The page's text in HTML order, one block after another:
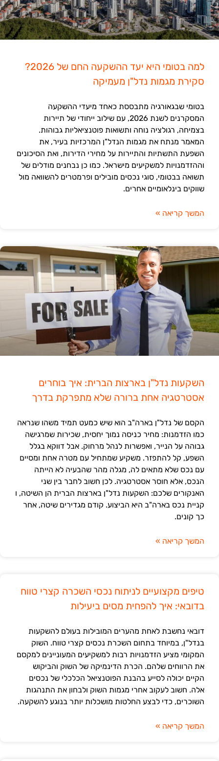
למה בטומי היא יעד ההשקעה החם של 2026?
סקירת מגמות נדל"ן מעמיקה
בטומי שבגאורגיה מתבססת כאחד מיעדי ההשקעה
המסקרנים לשנת 2026, עם שילוב ייחודי של תיירות
בצמיחה, רגולציה נוחה ותשואות פוטנציאליות גבוהות.
המאמר מנתח את מגמות הנדל"ן המרכזיות בעיר, את
השפעת התשתיות והתיירות על מחירי הדירות, ואת הסיכונים
וההזדמנויות למשקיעים מישראל. כמו כן נבחנים מודלים של
תשואה בבטומי, סוגי נכסים מובילים ופרמטרים להשוואה מול
שווקים בינלאומיים אחרים.
המשך קריאה »
השקעות נדל"ן בארצות הברית: איך בוחרים
אסטרטגיה אחת ברורה שלא מתפרקת בדרך
הקסם של נדל"ן בארה"ב הוא שיש כמעט תמיד משהו שנראה
כמו הזדמנות: מחיר כניסה נמוך יחסית, שכירות שמרגישה
גבוהה על הנייר, ואפשרות לנהל מרחוק. אבל דווקא בגלל
השפע, קל להתפזר. משקיע שמתחיל עם מטרה אחת ומסיים
עם נכס שלא מתאים לה, מגלה מהר שהבעיה לא הייתה
הנכס, אלא חוסר אסטרטגיה. לכן חשוב לחבר בין שני
האנקורים שלכם: השקעות נדל"ן בארצות הברית הן השיטה, ו
קניית נכס בארה"ב היא הביצוע. קודם מגדירים שיטה, אחר
כך קונים.
המשך קריאה »
טיפים מקצועיים לניתוח נכסי השכרה קצרי טווח
בדובאי: איך להפחית מסים ביעילות
דובאי נחשבת לאחת מהערים המובילות בעולם להשקעות
בנדל"ן, במיוחד בתחום השכרת נכסים קצרי טווח. השוק
המקומי מציע הזדמנויות רבות למשקיעים המעוניינים למקסם
את הרווחים שלהם. הכרת הדינמיקה של השוק והביקוש
הקיים יכולה לסייע בהבנת הפוטנציאל הכלכלי של נכסים
אלה. חשוב לעקוב אחרי מגמות השוק ולבחון את התנהגות
השוכרים, כדי לבצע החלטות מושכלות יותר בנוגע להשקעה.
המשך קריאה »